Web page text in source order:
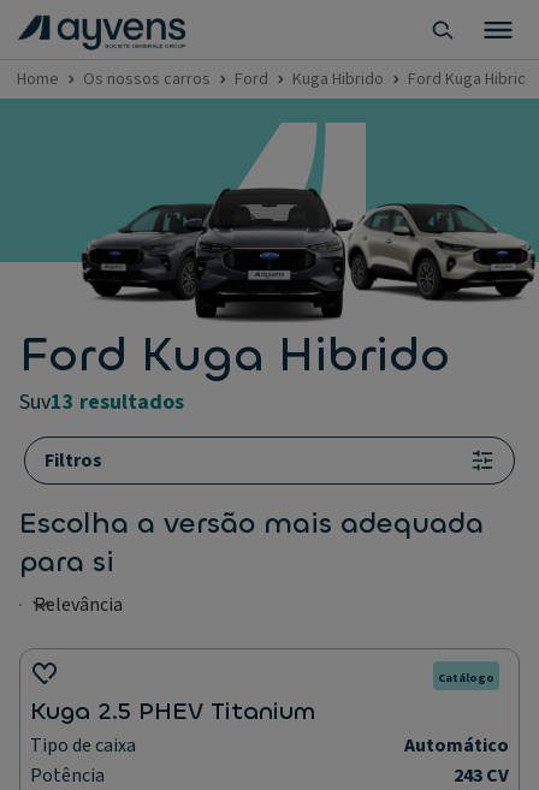
Home Os nossos carros Ford Kuga Hibrido Ford Kuga Hibrido
Ford Kuga Hibrido
suv13 resultados
Filtros
Escolha a versão mais adequada
para si
Catálogo
Kuga 2.5 PHEV Titanium
Tipo de caixa
Automático
Potência
243 CV